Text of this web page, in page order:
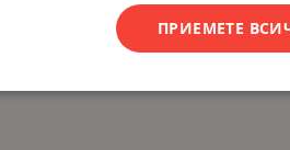
ПРИЕМЕТЕ